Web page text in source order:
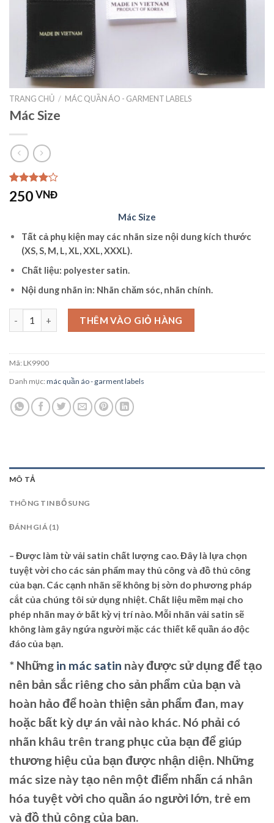
TRANG CHỦ / MÁC QUẦN ÁO - GARMENT LABELS
Mác Size
4.00trên
5 dựa
1
250VNĐ
Mác Size
Tất cả phụ kiện may các nhãn size nội dung kích thước
(XS, S, M, L, XL, XXL, XXXL).
Chất liệu: polyester satin.
Nội dung nhãn in: Nhãn chăm sóc, nhãn chính.
THÊM VÀO GIỎ HÀNG
Mã: LK9900
Danh mục:mác quần áo - garment labels
MÔ TẢ
THÔNG TIN BỔ SUNG
ĐÁNH GIÁ (1)
– Được làm từ vải satin chất lượng cao. Đây là lựa chọn
tuyệt vời cho các sản phẩm may thủ công và đồ thủ công
của bạn. Các cạnh nhãn sẽ không bị sờn do phương pháp
cắt của chúng tôi sử dụng nhiệt. Chất liệu mềm mại cho
phép nhãn may ở bất kỳ vị trí nào. Mỗi nhãn vải satin sẽ
không làm gây ngứa người mặc các thiết kế quần áo độc
đáo của bạn.
* Những in mác satin này được sử dụng để tạo
nên bản sắc riêng cho sản phẩm của bạn và
hoàn hảo để hoàn thiện sản phẩm đan, may
hoặc bất kỳ dự án vải nào khác. Nó phải có
nhãn khâu trên trang phục của bạn để giúp
thương hiệu của bạn được nhận diện. Những
mác size này tạo nên một điểm nhấn cá nhân
hóa tuyệt vời cho quần áo người lớn, trẻ em
và đồ thủ công của bạn.